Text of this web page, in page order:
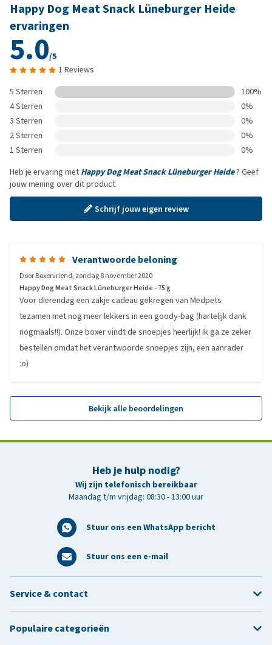
Happy Dog Meat Snack Lüneburger Heide
ervaringen
5.0/5
1 Reviews
5 Sterren
100%
4 Sterren
0%
3 Sterren
0%
2 Sterren
0%
1 Sterren
0%
Heb je ervaring met Happy Dog Meat Snack Lüneburger Heide? Geef
jouw mening over dit product
Schrijf jouw eigen review
Verantwoorde beloning
DoorBoxervriend, zondag 8 november 2020
Happy Dog Meat Snack Lüneburger Heide - 75 g
Voor dierendag een zakje cadeau gekregen van Medpets
tezamen met nog meer lekkers in een goody-bag (hartelijk dank
nogmaals!!). Onze boxer vindt de snoepjes heerlijk! Ik ga ze zeker
bestellen omdat het verantwoorde snoepjes zijn, een aanrader
:o)
Bekijk alle beoordelingen
Heb je hulp nodig?
Wij zijn telefonisch bereikbaar
Maandag t/m vrijdag: 08:30 - 13:00 uur
Stuur ons een WhatsApp bericht
Stuur ons een e-mail
Service & contact
Populaire categorieën